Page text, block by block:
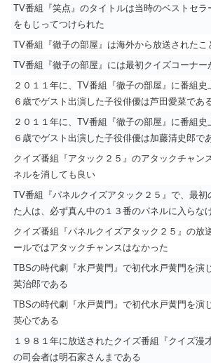
TV番組『笑点』のタイトルは当時のベストセラ
をもじってつけられた
TV番組『徹子の部屋』は海外から放送されたこ
TV番組『徹子の部屋』には最初クイズコーナー
２０１１年に、TV番組『徹子の部屋』に番組史
６歳でゲスト出演した子役俳優は芦田愛菜であ
２０１１年に、TV番組『徹子の部屋』に番組史
６歳でゲスト出演した子役俳優は加藤清史郎で
クイズ番組『アタック２５』のアタックチャン
ネルを消しても良い
TV番組『パネルクイズアタック２５』で、最初
た人は、必ず真ん中の１３番のパネルに入らな
クイズ番組『パネルクイズアタック２５』の放
ールではアタックチャンスはなかった
TBSの時代劇『水戸黄門』で初代水戸黄門を演
英治郎である
TBSの時代劇『水戸黄門』で初代水戸黄門を演
英心である
１９８１年に放送されたクイズ番組『クイズ漫
の司会者は明石家さんまである